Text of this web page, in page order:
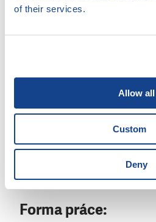
of their services.
Allow all
Custom
Deny
Lidé s nižšími kompetencemi
Lidé, kteří aktivně a
Oběti domácího násilí
Příslušníci etnické skupiny /
Socioekonomicky
Forma práce: